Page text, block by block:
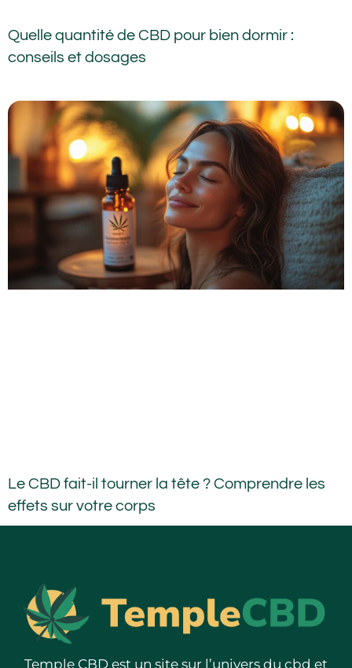
Quelle quantité de CBD pour bien dormir :
conseils et dosages
Le CBD fait-il tourner la tête ? Comprendre les
effets sur votre corps
Temple CBD est un site sur l’univers du cbd et